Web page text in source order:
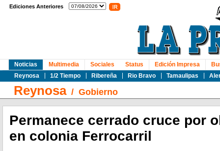
Ediciones Anteriores
Noticias
Reynosa
1/2 Tiempo Ribereña Rio Bravo Tamaulipas
Multimedia Sociales Status Edición Impresa
Reynosa/ Gobierno
Permanece cerrado cruce por
en colonia Ferrocarril